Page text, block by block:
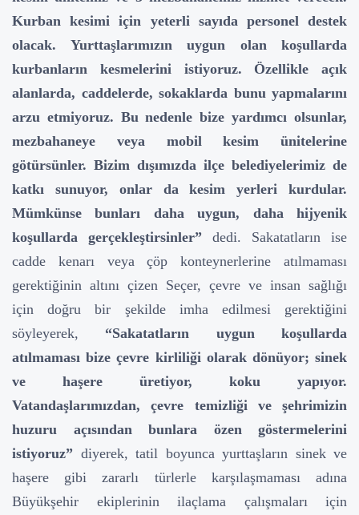
Kurban kesimi için yeterli sayıda personel destek
olacak. Yurttaşlarımızın uygun olan koşullarda
kurbanların kesmelerini istiyoruz. Özellikle açık
alanlarda, caddelerde, sokaklarda bunu yapmalarını
arzu etmiyoruz. Bu nedenle bize yardımcı olsunlar,
mezbahaneye veya mobil kesim ünitelerine
götürsünler. Bizim dışımızda ilçe belediyelerimiz de
katkı sunuyor, onlar da kesim yerleri kurdular.
Mümkünse bunları daha uygun, daha hijyenik
koşullarda gerçekleştirsinler” dedi. Sakatatların ise
cadde kenarı veya çöp konteynerlerine atılmaması
gerektiğinin altını çizen Seçer, çevre ve insan sağlığı
için doğru bir şekilde imha edilmesi gerektiğini
söyleyerek, “Sakatatların uygun koşullarda
atılmaması bize çevre kirliliği olarak dönüyor; sinek
ve haşere üretiyor, koku yapıyor.
Vatandaşlarımızdan, çevre temizliği ve şehrimizin
huzuru açısından bunlara özen göstermelerini
istiyoruz” diyerek, tatil boyunca yurttaşların sinek ve
haşere gibi zararlı türlerle karşılaşmaması adına
Büyükşehir ekiplerinin ilaçlama çalışmaları için